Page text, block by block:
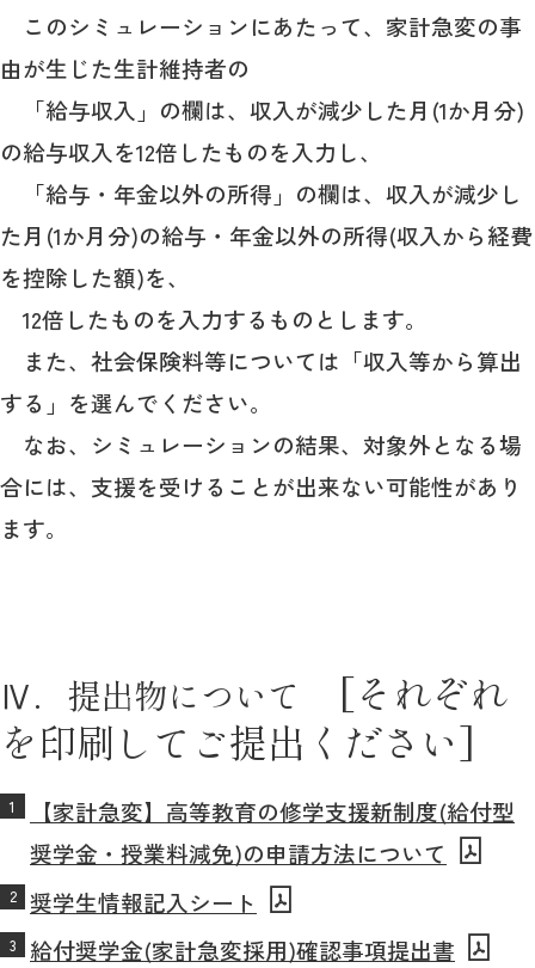
このシミュレーションにあたって、家計急変の事
由が生じた生計維持者の
「給与収入」の欄は、収入が減少した月(1か月分)
の給与収入を12倍したものを入力し、
「給与・年金以外の所得」の欄は、収入が減少し
た月(1か月分)の給与・年金以外の所得(収入から経費
を控除した額)を、
12倍したものを入力するものとします。
また、社会保険料等については「収入等から算出
する」を選んでください。
なお、シミュレーションの結果、対象外となる場
合には、支援を受けることが出来ない可能性があり
ます。
Ⅳ．提出物について
[それぞれ
を印刷してご提出ください]
【家計急変】高等教育の修学支援新制度(給付型
奨学金・授業料減免)の申請方法について
奨学生情報記入シート
給付奨学金(家計急変採用)確認事項提出書